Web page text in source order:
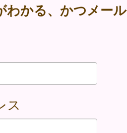
わかる、かつメー
ス